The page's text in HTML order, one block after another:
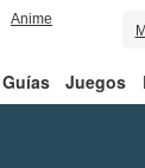
Anime
Guías Juegos